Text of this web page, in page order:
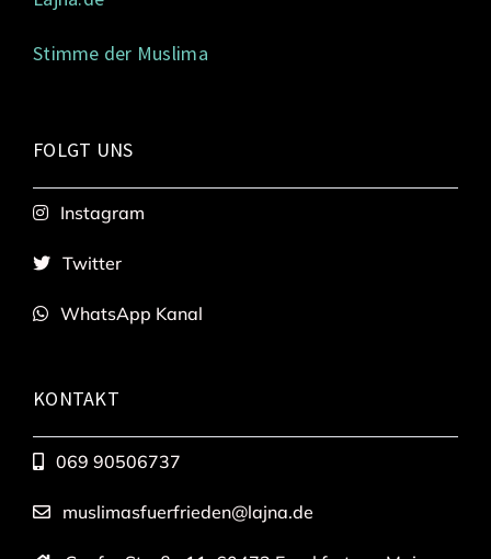
Stimme der Muslima
FOLGT UNS
Instagram
Twitter
WhatsApp Kanal
KONTAKT
069 90506737
muslimasfuerfrieden@lajna.de